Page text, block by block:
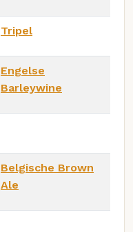
Tripel
Engelse
Barleywine
Belgische Brown
Ale